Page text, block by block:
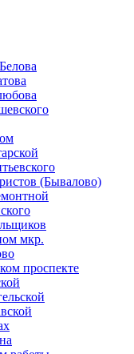
(Бывалово)
мкр.
проспекте